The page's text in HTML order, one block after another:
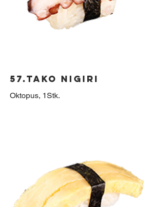
57.Tako Nigiri
Oktopus, 1Stk.